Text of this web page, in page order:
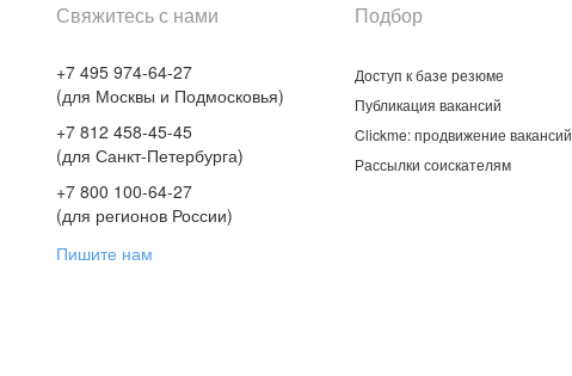
Свяжитесь с нами
+7 495 974-64-27
(для Москвы и Подмосковья)
+7 812 458-45-45
(для Санкт-Петербурга)
+7 800 100-64-27
(для регионов России)
Пишите нам
Подбор
Доступ к базе резюме
Публикация вакансий
Clickme: продвижение вакансий
Рассылки соискателям